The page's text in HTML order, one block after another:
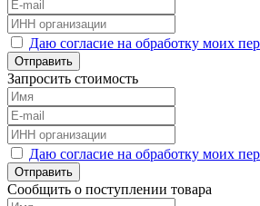
Даю согласие на обработку моих
Отправить
Запросить стоимость
Даю согласие на обработку моих
Отправить
Сообщить о поступлении товара